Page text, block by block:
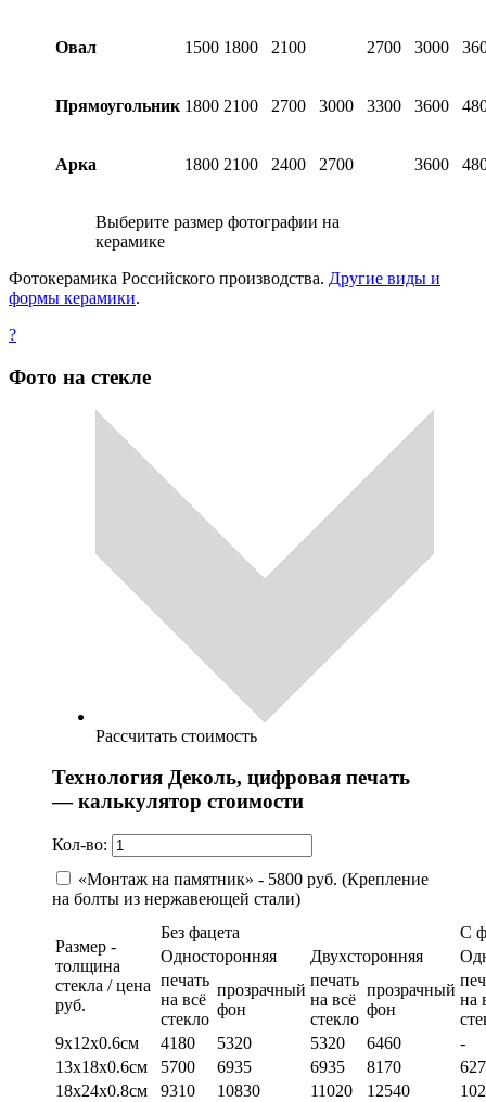
Овал 1500 1800 2100 2700 3000
Прямоугольник 1800 2100 2700 3000 3300 3600
Арка 1800 2100 2400 2700 3600
Выберите размер фотографии на
керамике
Фотокерамика Российского производства. Другие виды и
формы керамики.
?
Фото на стекле
Рассчитать стоимость
Технология Деколь, цифровая печать
— калькулятор стоимости
Кол-во:
«Монтаж на памятник» - 5800 руб. (Крепление
на болты из нержавеющей стали)
Размер -
толщина
стекла / цена
руб.
Без фацета
С
Односторонняя
Двухсторонняя
печать
на всё
стекло
прозрачный
фон
печать
на всё
стекло
прозрачный
фон
на
9х12х0.6см
4180 5320 5320 6460
-
13х18х0.6см
5700 6935 6935 8170
18х24х0.8см
9310 10830 11020 12540